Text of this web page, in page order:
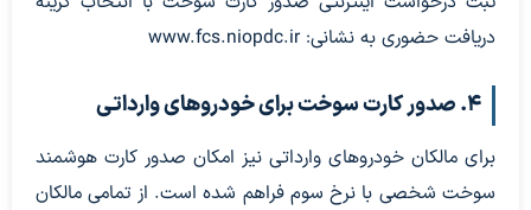
دریافت حضوری به نشانی: www.fcs.niopdc.ir
۴. صدور کارت سوخت برای خودروهای وارداتی
برای مالکان خودروهای وارداتی نیز امکان صدور کارت هوشمند
سوخت شخصی با نرخ سوم فراهم شده است. از تمامی مالکان